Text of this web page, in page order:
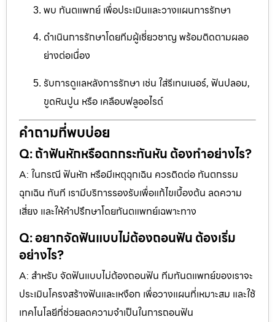
พบ ทันตแพทย์ เพื่อประเมินและวางแผนการรักษา
ดำเนินการรักษาโดยทีมผู้เชี่ยวชาญ พร้อมติดตามผลอ
ย่างต่อเนื่อง
รับการดูแลหลังการรักษา เช่น ใส่รีเทนเนอร์, ฟันปลอม,
ขูดหินปูน หรือ เคลือบฟลูออไรด์
คำถามที่พบบ่อย
Q: ถ้าฟันหักหรือตกกระทันหัน ต้องทำอย่างไร?
A: ในกรณี ฟันหัก หรือมีเหตุฉุกเฉิน ควรติดต่อ ทันตกรรม
ฉุกเฉิน ทันที เรามีบริการรองรับเพื่อแก้ไขเบื้องต้น ลดความ
เสี่ยง และให้คำปรึกษาโดยทันตแพทย์เฉพาะทาง
Q: อยากจัดฟันแบบไม่ต้องถอนฟัน ต้องเริ่ม
อย่างไร?
A: สำหรับ จัดฟันแบบไม่ต้องถอนฟัน ทีมทันตแพทย์ของเราจะ
ประเมินโครงสร้างฟันและเหงือก เพื่อวางแผนที่เหมาะสม และใช้
เทคโนโลยีที่ช่วยลดความจำเป็นในการถอนฟัน